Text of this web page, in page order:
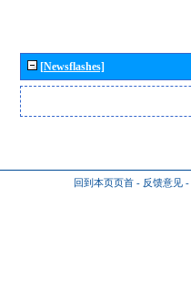
[Newsflashes]
回到本页页首 - 反馈意见 -